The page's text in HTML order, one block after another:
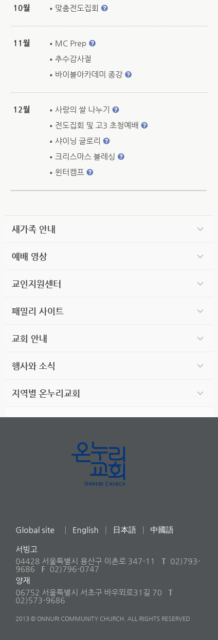
10월 맞춤전도집회
11월
MC Prep
추수감사절
바이블아카데미 종강
12월
사랑의 쌀 나누기
전도집회 및 고3 초청예배
샤이닝 글로리
크리스마스 블레싱
윈터캠프
새가족 안내
예배 영상
교인지원센터
패밀리 사이트
교회 안내
행사와 소식
지역별 온누리교회
Global site English 日本語 中國語
서빙고
04428 서울특별시 용산구 이촌로 347-11
T 02)793-
9686
F 02)796-0747
양재
06752 서울특별시 서초구 바우뫼로31길 70
T
02)573-9686
2013 © ONNURI COMMUNITY CHURCH. ALL RIGHTS RESERVED